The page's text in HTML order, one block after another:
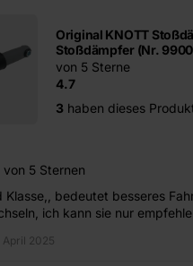
Original KNOTT
Stoßdämpfer (Nr.
4.7
von 5 Sterne
3 haben dieses
von 5 Sternen
Klasse,, bedeutet besseres
ich kann sie nur
April 2025